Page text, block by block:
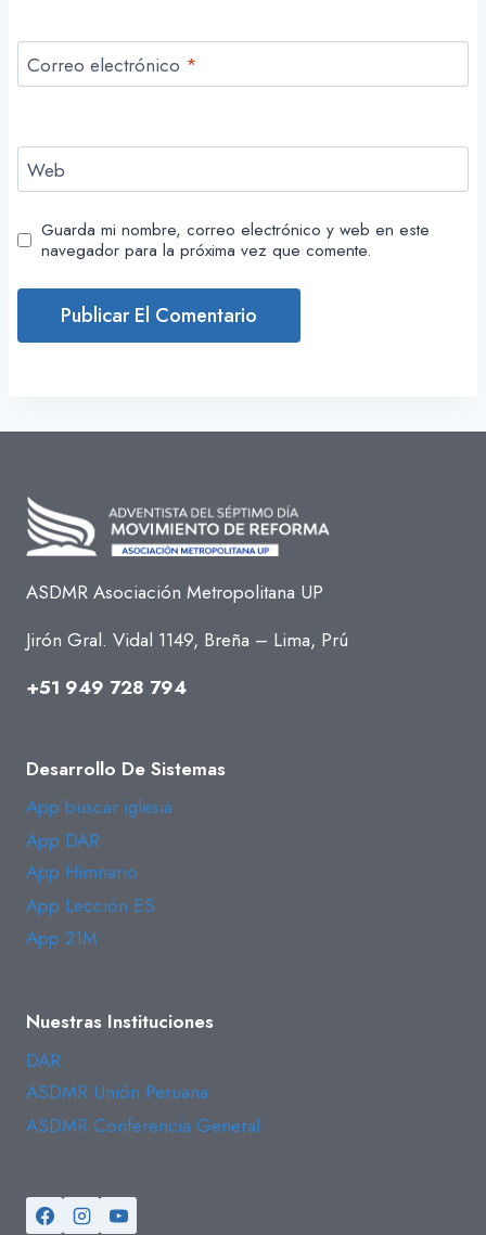
Correo electrónico *
Web
Guarda mi nombre, correo electrónico y web en este
navegador para la próxima vez que comente.
ASDMR Asociación Metropolitana UP
Jirón Gral. Vidal 1149, Breña – Lima, Prú
+51 949 728 794
Desarrollo De Sistemas
App buscar iglesia
App DAR
App Himnario
App Lección ES
App 21M
Nuestras Instituciones
DAR
ASDMR Unión Peruana
ASDMR Conferencia General